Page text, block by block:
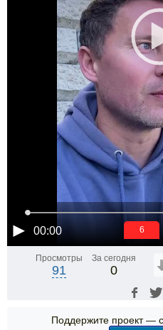
00:00 6
Просмотры
91
За сегодня
0
Поддержите проект —